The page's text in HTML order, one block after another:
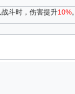
斗时，伤害提升10%。